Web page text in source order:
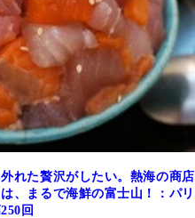
れた贅沢がしたい。熱海の商店
、まるで海鮮の富士山！：パリ
回